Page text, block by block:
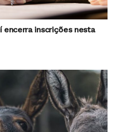
encerra inscrições nesta